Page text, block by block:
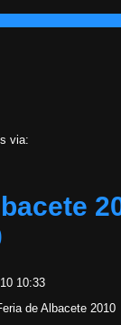
via:
10:33
de Albacete 2010